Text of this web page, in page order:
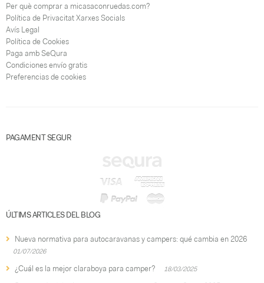
Per què comprar a micasaconruedas.com?
Política de Privacitat Xarxes Socials
Avís Legal
Política de Cookies
Paga amb SeQura
Condiciones envío gratis
Preferencias de cookies
PAGAMENT SEGUR
ÚLTIMS ARTICLES DEL BLOG
Nueva normativa para autocaravanas y campers: qué cambia en 2026
01/07/2026
¿Cuál es la mejor claraboya para camper? 18/03/2025